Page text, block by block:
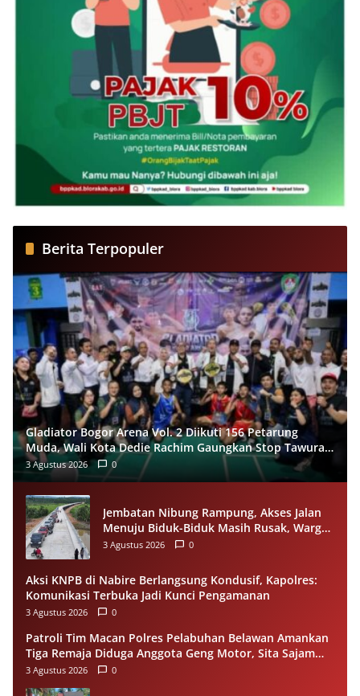
Berita Terpopuler
Gladiator Bogor Arena Vol. 2 Diikuti 156 Petarung
Muda, Wali Kota Dedie Rachim Gaungkan Stop Tawuran
Lewat Tinju
3 Agustus 2026 0
Jembatan Nibung Rampung, Akses Jalan
Menuju Biduk-Biduk Masih Rusak, Warga
Minta Pemprov Kaltim Segera Bertindak
3 Agustus 2026 0
Aksi KNPB di Nabire Berlangsung Kondusif, Kapolres:
Komunikasi Terbuka Jadi Kunci Pengamanan
3 Agustus 2026 0
Patroli Tim Macan Polres Pelabuhan Belawan Amankan
Tiga Remaja Diduga Anggota Geng Motor, Sita Sajam
dan Sepeda Motor
3 Agustus 2026 0